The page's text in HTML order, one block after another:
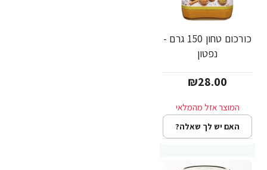
כורכום טחון 150 גרם -
נפטון
₪28.00
האם יש לך שאלה?